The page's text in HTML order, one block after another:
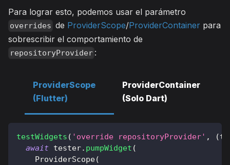
Para lograr esto, podemos usar el parámetro
overrides de ProviderScope/ProviderContainer para
sobrescribir el comportamiento de
repositoryProvider :
ProviderScope
(Flutter)
ProviderContainer
(Solo Dart)
testWidgets ( 'override repositoryProvider' , (
await tester. pumpWidget (
ProviderScope(